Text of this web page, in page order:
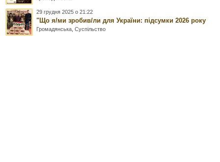
29 грудня 2025 о 21:22
"Що я/ми зробив/ли для України: підсумки 2026 року
Громадянська ,Суспільство